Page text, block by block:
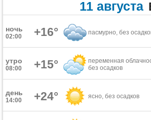
11 августа
ночь
02:00 +16° пасмурно, без
утро
08:00 +15°
переменная
без осадков
день
14:00 +24° ясно, без осадков